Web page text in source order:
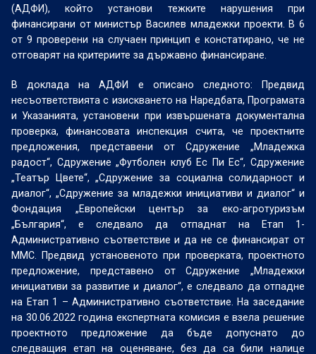
(АДФИ), който установи тежките нарушения при
финансирани от министър Василев младежки проекти. В 6
от 9 проверени на случаен принцип е констатирано, че не
отговарят на критериите за държавно финансиране.
В доклада на АДФИ е описано следното: Предвид
несъответствията с изискването на Наредбата, Програмата
и Указанията, установени при извършената документална
проверка, финансовата инспекция счита, че проектните
предложения, представени от Сдружение „Младежка
радост“, Сдружение „Футболен клуб Ес Пи Ес“, Сдружение
„Театър Цвете“, „Сдружение за социална солидарност и
диалог“, „Сдружение за младежки инициативи и диалог“ и
Фондация „Европейски център за еко-агротуризъм
„България“, е следвало да отпаднат на Етап 1-
Административно съответствие и да не се финансират от
ММС. Предвид установеното при проверката, проектното
предложение, представено от Сдружение „Младежки
инициативи за развитие и диалог“, е следвало да отпадне
на Етап 1 – Административно съответствие. На заседание
на 30.06.2022 година експертната комисия е взела решение
проектното предложение да бъде допуснато до
следващия етап на оценяване, без да са били налице